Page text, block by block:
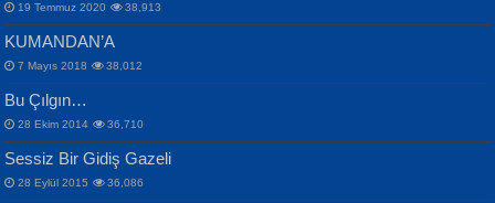
İPEK ACAR SERT
Gazze’nin Şecaati, Ümmetin İmtihanı...
Selahattin Yıldız
İdrakimle Üşürken...
ERDEM BAYAZIT
Sana, Bana, Vatanıma, Ülkemin
İnsanlarına Dair...
19 Temmuz 2020 38,913
KUMANDAN’A
7 Mayıs 2018 38,012
Bu Çılgın…
28 Ekim 2014 36,710
Sessiz Bir Gidiş Gazeli
28 Eylül 2015 36,086